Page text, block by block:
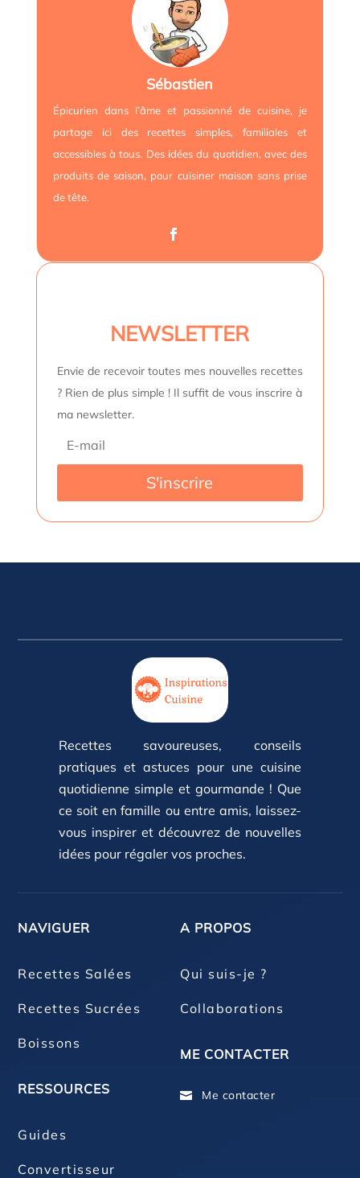
Sébastien
Épicurien dans l’âme et passionné de cuisine, je
partage ici des recettes simples, familiales et
accessibles à tous. Des idées du quotidien, avec des
produits de saison, pour cuisiner maison sans prise
de tête.
NEWSLETTER
Envie de recevoir toutes mes nouvelles recettes
? Rien de plus simple ! Il suffit de vous inscrire à
ma newsletter.
S'inscrire
Recettes savoureuses, conseils
pratiques et astuces pour une cuisine
quotidienne simple et gourmande ! Que
ce soit en famille ou entre amis, laissez-
vous inspirer et découvrez de nouvelles
idées pour régaler vos proches.
NAVIGUER
Recettes Salées
Recettes Sucrées
Boissons
RESSOURCES
Guides
Convertisseur
A PROPOS
Qui suis-je ?
Collaborations
ME CONTACTER
 Me contacter